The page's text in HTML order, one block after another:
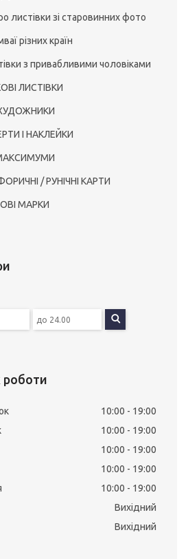
листівки зі старовинних фото
різних країн
з привабливими чоловіками
ЛИСТІВКИ
І НАКЛЕЙКИ
/ РУНІЧНІ КАРТИ
МАРКИ
роботи
10:00
19:00
10:00
19:00
10:00
19:00
10:00
19:00
10:00
19:00
Вихідний
Вихідний